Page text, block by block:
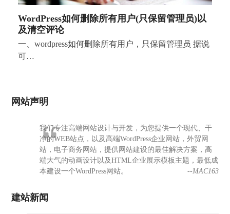
WordPress如何删除所有用户(只保留管理员)以
及清空评论
一、wordpress如何删除所有用户，只保留管理员 据说
可…
网站声明
我们专注高端网站设计与开发，为您提供一个现代、干
净的WEB站点，以及高端WordPress企业网站，外贸网
站，电子商务网站，提供网站建设的最佳解决方案，高
端大气的动画设计以及HTML企业展示模板主题，最低成
本建设一个WordPress网站。
--MAC163
建站新闻